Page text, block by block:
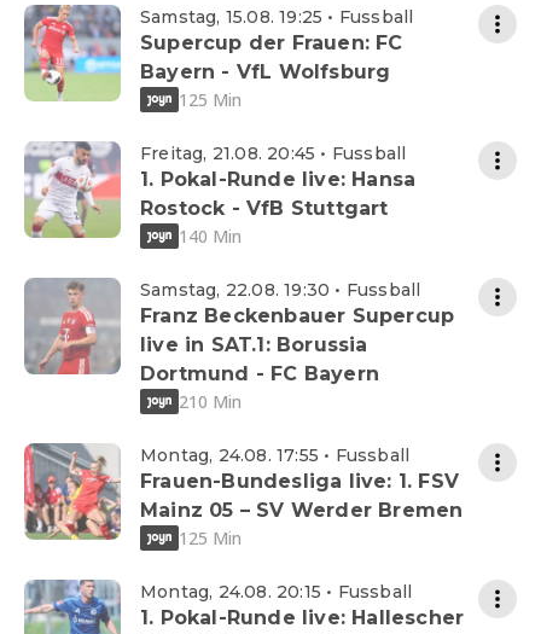
Samstag, 15.08. 19:25 • Fussball
Supercup der Frauen: FC
Bayern - VfL Wolfsburg
125 Min
Freitag, 21.08. 20:45 • Fussball
1. Pokal-Runde live: Hansa
Rostock - VfB Stuttgart
140 Min
Samstag, 22.08. 19:30 • Fussball
Franz Beckenbauer Supercup
live in SAT.1: Borussia
Dortmund - FC Bayern
210 Min
Montag, 24.08. 17:55 • Fussball
Frauen-Bundesliga live: 1. FSV
Mainz 05 – SV Werder Bremen
125 Min
Montag, 24.08. 20:15 • Fussball
1. Pokal-Runde live: Hallescher